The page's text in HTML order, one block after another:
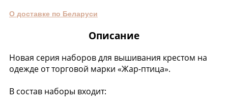
О доставке по Беларуси
Описание
Новая серия наборов для вышивания крестом на
одежде от торговой марки «Жар-птица».
В состав наборы входит: